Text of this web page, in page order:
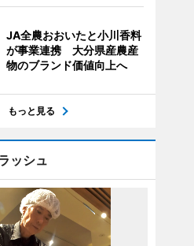
JA全農おおいたと小川香料
が事業連携 大分県産農産
物のブランド価値向上へ
もっと見る
ッシュ